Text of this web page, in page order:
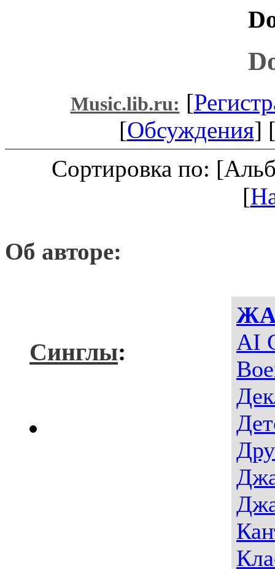
Music.lib.ru: [
[Обсуждения]
Сортировка по:
[
Об авторе:
AI
Синглы: